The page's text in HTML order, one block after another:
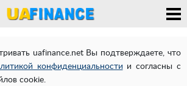
uafinance.net Вы подтверждаете, что
конфиденциальности и согласны с
cookie.